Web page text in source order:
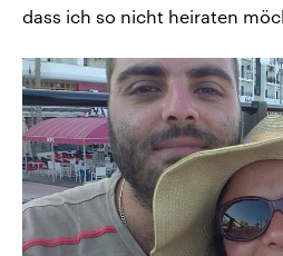
dass ich so nicht heiraten